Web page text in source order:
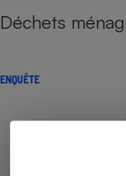
Déchets
ENQUÊTE